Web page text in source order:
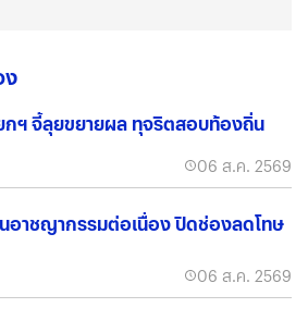
ง
ฯ จี้ลุยขยายผล ทุจริตสอบท้องถิ่น
06 ส.ค. 2569
าชญากรรมต่อเนื่อง ปิดช่องลดโทษ
06 ส.ค. 2569